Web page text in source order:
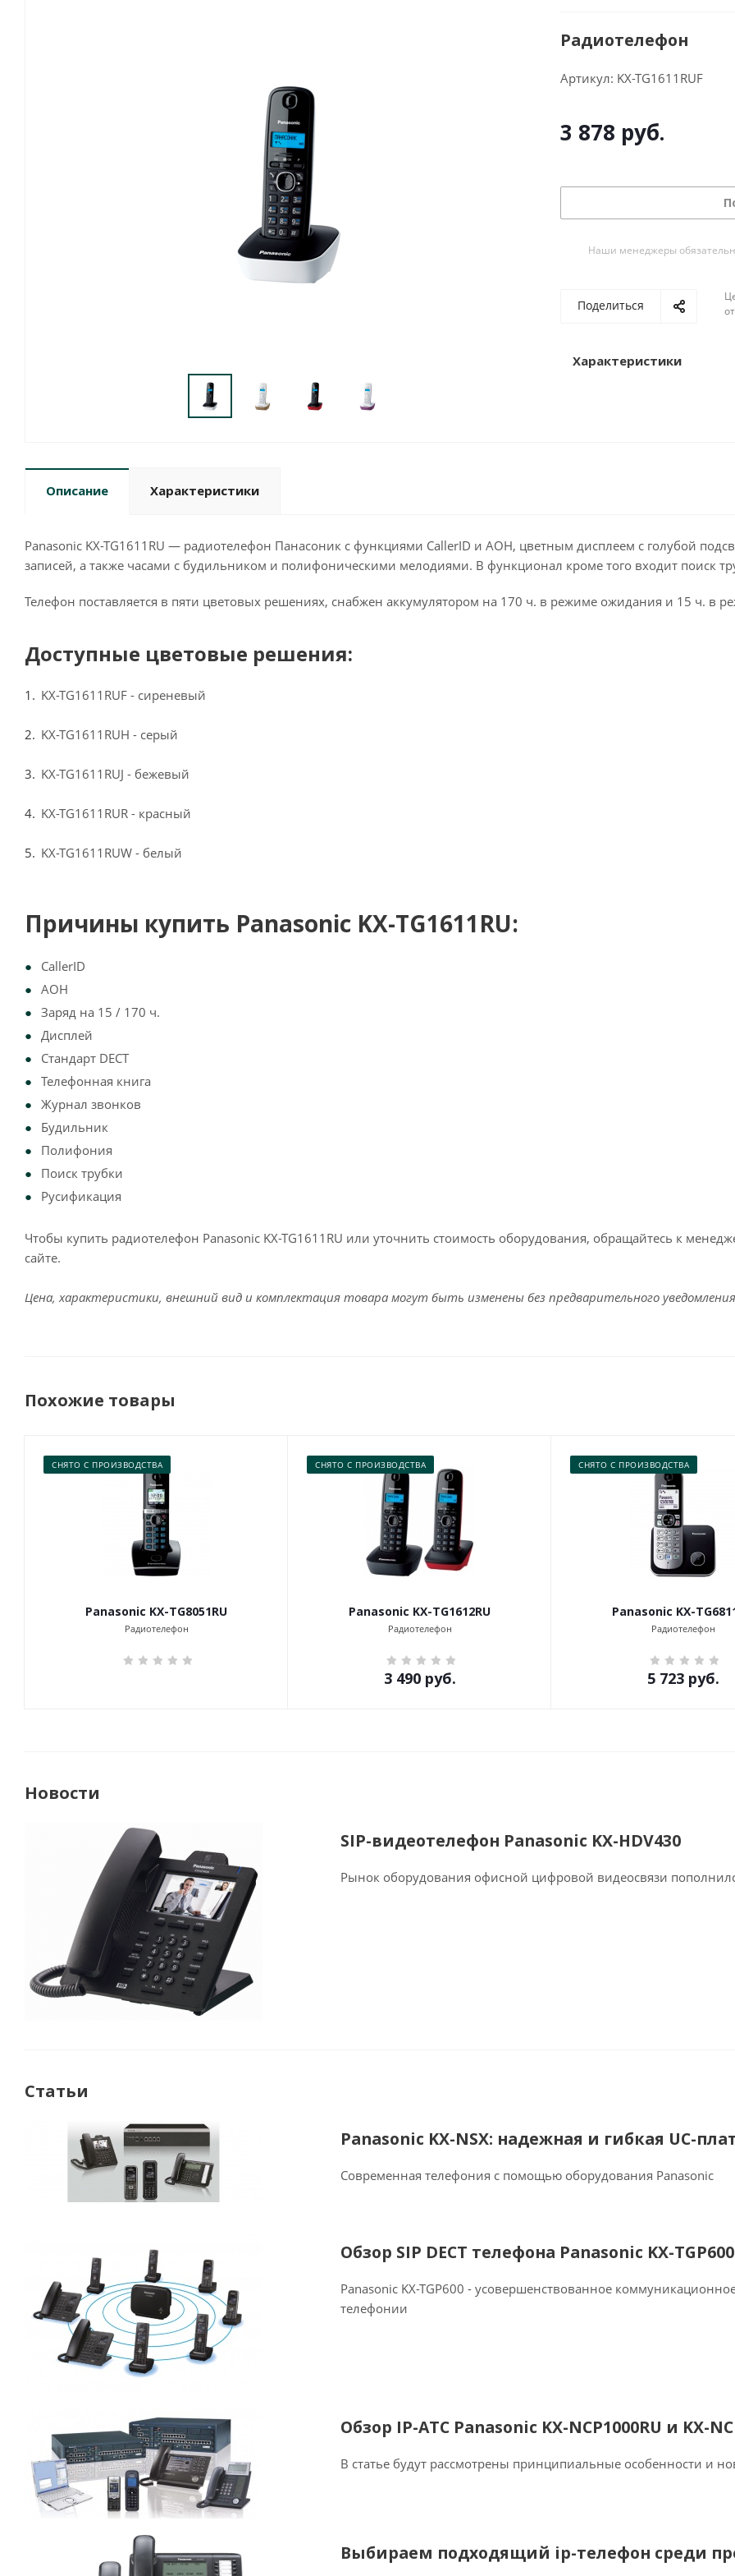
Радиотелефон
Артикул: KX-TG1611RUF
3 878 руб.
Наши менеджеры
Поделиться
Характеристики
Описание Характеристики
Panasonic KX-TG1611RU — радиотелефон Панасоник с функциями CallerID и АОН, цветным дисплеем с голубой
записей, а также часами с будильником и полифоническими мелодиями. В функционал кроме того входит поиск
Телефон поставляется в пяти цветовых решениях, снабжен аккумулятором на 170 ч. в режиме ожидания и 15 ч. в
Доступные цветовые решения:
KX-TG1611RUF - сиреневый
KX-TG1611RUH - серый
KX-TG1611RUJ - бежевый
KX-TG1611RUR - красный
KX-TG1611RUW - белый
Причины купить Panasonic KX-TG1611RU:
CallerID
АОН
Заряд на 15 / 170 ч.
Дисплей
Стандарт DECT
Телефонная книга
Журнал звонков
Будильник
Полифония
Поиск трубки
Русификация
Чтобы купить радиотелефон Panasonic KX-TG1611RU или уточнить стоимость оборудования, обращайтесь к
сайте.
Цена, характеристики, внешний вид и комплектация товара могут быть изменены без предварительного
Похожие товары
СНЯТО С ПРОИЗВОДСТВА
Panasonic KX-TG8051RU
Радиотелефон
СНЯТО С ПРОИЗВОДСТВА
Panasonic KX-TG1612RU
Радиотелефон
3 490руб.
СНЯТО С ПРОИЗВОДСТВА
Panasonic KX-
Радиотелефон
5 723руб.
Новости
SIP-видеотелефон Panasonic KX-HDV430
Рынок оборудования офисной цифровой видеосвязи
Статьи
Panasonic KX-NSX: надежная и гибкая UC-
Современная телефония с помощью оборудования Panasonic
Обзор SIP DECT телефона Panasonic KX-TGP600
Panasonic KX-TGP600 - усовершенствованное
телефонии
Обзор IP-АТС Panasonic KX-NCP1000RU и KX-
В статье будут рассмотрены принципиальные особенности и
Выбираем подходящий ip-телефон среди